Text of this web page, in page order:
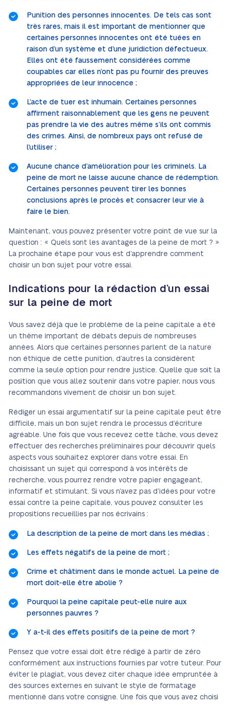
Punition des personnes innocentes. De tels cas sont
très rares, mais il est important de mentionner que
certaines personnes innocentes ont été tuées en
raison d’un système et d’une juridiction défectueux.
Elles ont été faussement considérées comme
coupables car elles n’ont pas pu fournir des preuves
appropriées de leur innocence ;
L’acte de tuer est inhumain. Certaines personnes
affirment raisonnablement que les gens ne peuvent
pas prendre la vie des autres même s’ils ont commis
des crimes. Ainsi, de nombreux pays ont refusé de
l’utiliser ;
Aucune chance d’amélioration pour les criminels. La
peine de mort ne laisse aucune chance de rédemption.
Certaines personnes peuvent tirer les bonnes
conclusions après le procès et consacrer leur vie à
faire le bien.
Maintenant, vous pouvez présenter votre point de vue sur la
question : « Quels sont les avantages de la peine de mort ? »
La prochaine étape pour vous est d’apprendre comment
choisir un bon sujet pour votre essai.
Indications pour la rédaction d’un essai
sur la peine de mort
Vous savez déjà que le problème de la peine capitale a été
un thème important de débats depuis de nombreuses
années. Alors que certaines personnes parlent de la nature
non éthique de cette punition, d’autres la considèrent
comme la seule option pour rendre justice. Quelle que soit la
position que vous allez soutenir dans votre papier, nous vous
recommandons vivement de choisir un bon sujet.
Rédiger un essai argumentatif sur la peine capitale peut être
difficile, mais un bon sujet rendra le processus d’écriture
agréable. Une fois que vous recevez cette tâche, vous devez
effectuer des recherches préliminaires pour découvrir quels
aspects vous souhaitez explorer dans votre essai. En
choisissant un sujet qui correspond à vos intérêts de
recherche, vous pourrez rendre votre papier engageant,
informatif et stimulant. Si vous n’avez pas d’idées pour votre
essai contre la peine capitale, vous pouvez consulter les
propositions recueillies par nos écrivains :
La description de la peine de mort dans les médias ;
Les effets négatifs de la peine de mort ;
Crime et châtiment dans le monde actuel. La peine de
mort doit-elle être abolie ?
Pourquoi la peine capitale peut-elle nuire aux
personnes pauvres ?
Y a-t-il des effets positifs de la peine de mort ?
Pensez que votre essai doit être rédigé à partir de zéro
conformément aux instructions fournies par votre tuteur. Pour
éviter le plagiat, vous devez citer chaque idée empruntée à
des sources externes en suivant le style de formatage
mentionné dans votre consigne. Une fois que vous avez choisi